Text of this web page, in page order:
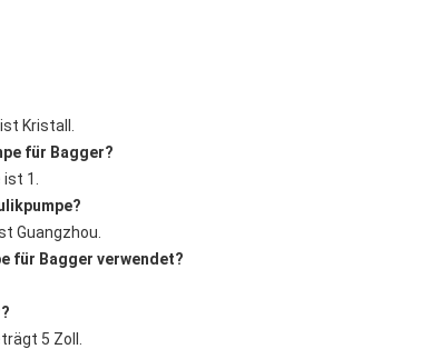
Kristall.
für Bagger?
1.
Guangzhou.
für Bagger verwendet?
5 Zoll.